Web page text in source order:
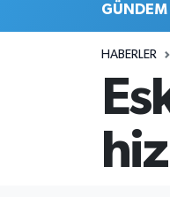
GÜNDEM
HABERLER